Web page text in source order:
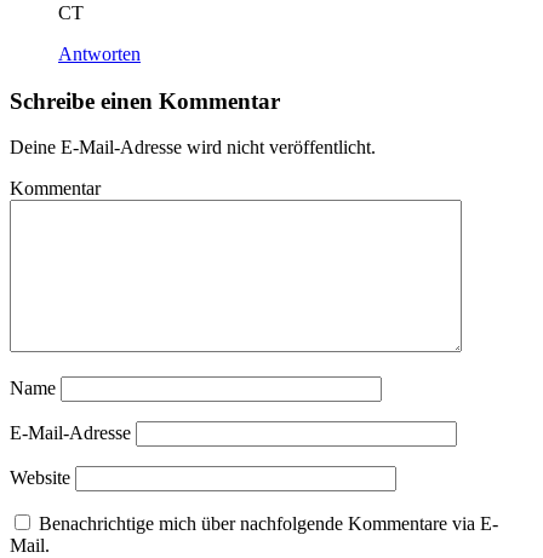
CT
Antworten
Schreibe einen Kommentar
Deine E-Mail-Adresse wird nicht veröffentlicht.
Kommentar
Name
E-Mail-Adresse
Website
Benachrichtige mich über nachfolgende Kommentare via E-
Mail.